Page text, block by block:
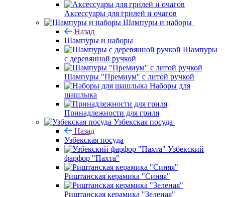
Аксессуары для грилей и очагов
Шампуры и наборы
Назад
Шампуры и наборы
Шампуры
с деревянной ручкой
Шампуры "Премиум" с литой ручкой
Наборы для
шашлыка
Принадлежности для гриля
Узбекская посуда
Назад
Узбекская посуда
Узбекский
фарфор "Пахта"
Риштанская керамика "Синяя"
Риштанская керамика "Зеленая"